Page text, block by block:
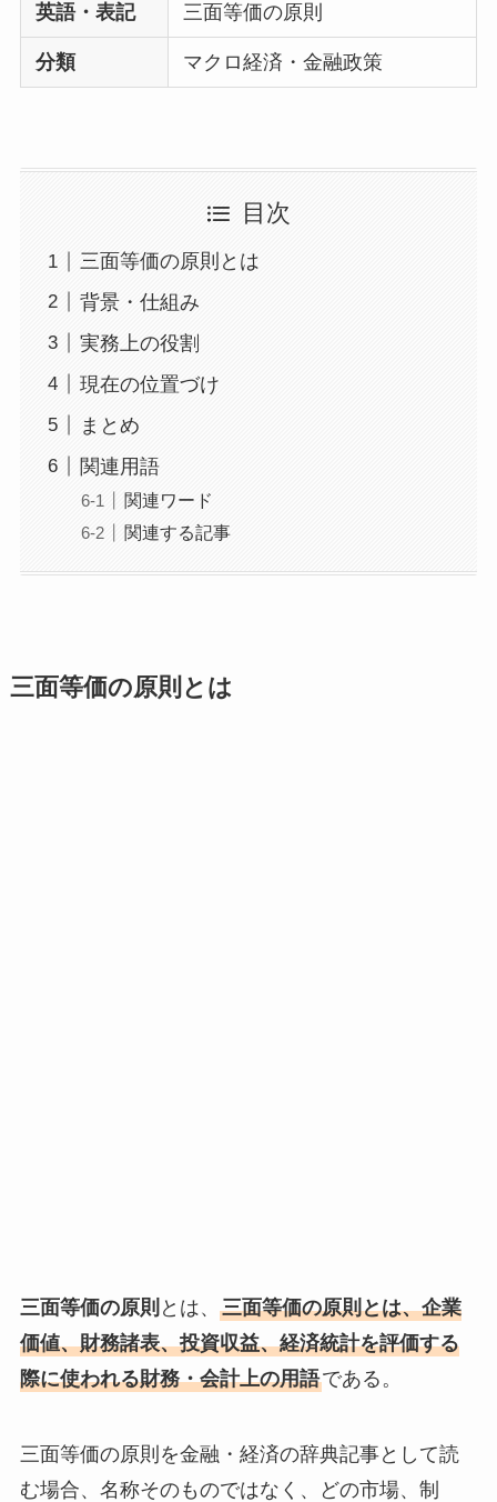
英語・表記 三面等価の原則
分類 マクロ経済・金融政策
目次
三面等価の原則とは
背景・仕組み
実務上の役割
現在の位置づけ
まとめ
関連用語
関連ワード
関連する記事
三面等価の原則とは
三面等価の原則 とは、 三面等価の原則とは、企業
価値、財務諸表、投資収益、経済統計を評価する
際に使われる財務・会計上の用語である。
三面等価の原則を金融・経済の辞典記事として読
む場合、名称そのものではなく、どの市場、制